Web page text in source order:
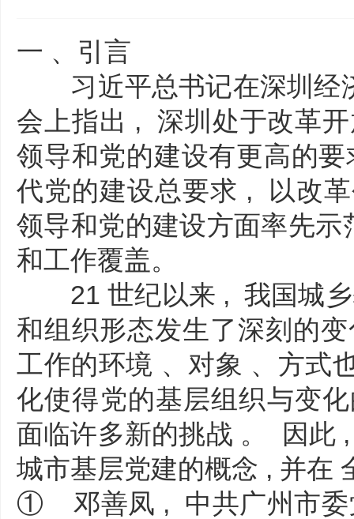
一 、引言
习近平总书记在深圳经
会上指出 , 深圳处于改革
领导和党的建设有更高的
代党的建设总要求 , 以改
领导和党的建设方面率先
和工作覆盖。
21 世纪以来 , 我国城乡
和组织形态发生了深刻的
工作的环境 、对象 、方式
化使得党的基层组织与变
面临许多新的挑战 。 因此
城市基层党建的概念 , 并在
① 邓善凤 , 中共广州市委